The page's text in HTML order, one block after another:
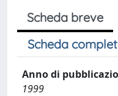
Scheda breve
Scheda
Anno di
1999